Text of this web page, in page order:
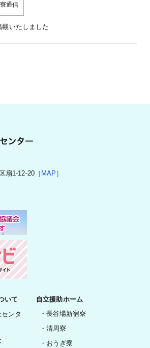
通信
いたしました
扇1-12-20［MAP］
いて
ンタ
自立援助ホーム
長谷場新宿寮
清周寮
おうぎ寮